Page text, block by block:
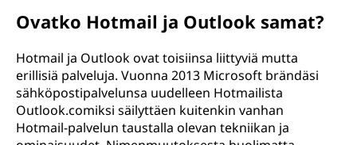
Ovatko Hotmail ja Outlook samat?
Hotmail ja Outlook ovat toisiinsa liittyviä mutta
erillisiä palveluja. Vuonna 2013 Microsoft brändäsi
sähköpostipalvelunsa uudelleen Hotmailista
Outlook.comiksi säilyttäen kuitenkin vanhan
Hotmail-palvelun taustalla olevan tekniikan ja